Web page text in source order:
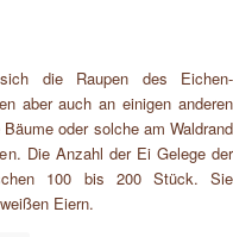
die Raupen des Eichen-
aber auch an einigen anderen
oder solche am Waldrand
Die Anzahl der Ei Gelege der
100 bis 200 Stück. Sie
Eiern.